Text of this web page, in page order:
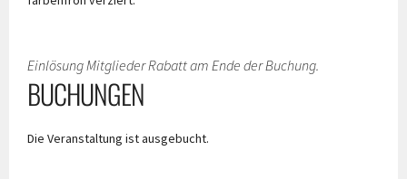
Einlösung Mitglieder Rabatt am Ende der Buchung.
BUCHUNGEN
Die Veranstaltung ist ausgebucht.